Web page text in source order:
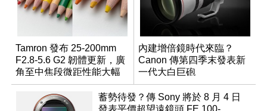
Tamron 發布 25-200mm
F2.8-5.6 G2 韌體更新，廣
角至中焦段微距性能大幅
升級
內建增倍鏡時代來臨？
Canon 傳第四季末發表新
一代大白巨砲
蓄勢待發？傳 Sony 將於 8 月 4 日
發表平價超望遠鏡頭 FE 100-